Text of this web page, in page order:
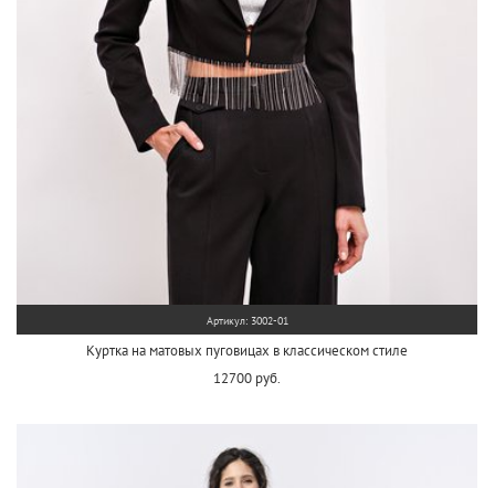
Артикул: 3002-01
Куртка на матовых пуговицах в классическом стиле
12700 руб.